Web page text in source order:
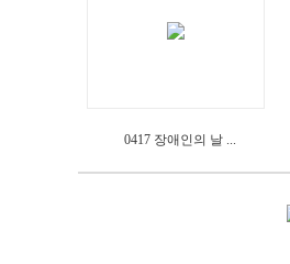
0417 장애인의 날 ...